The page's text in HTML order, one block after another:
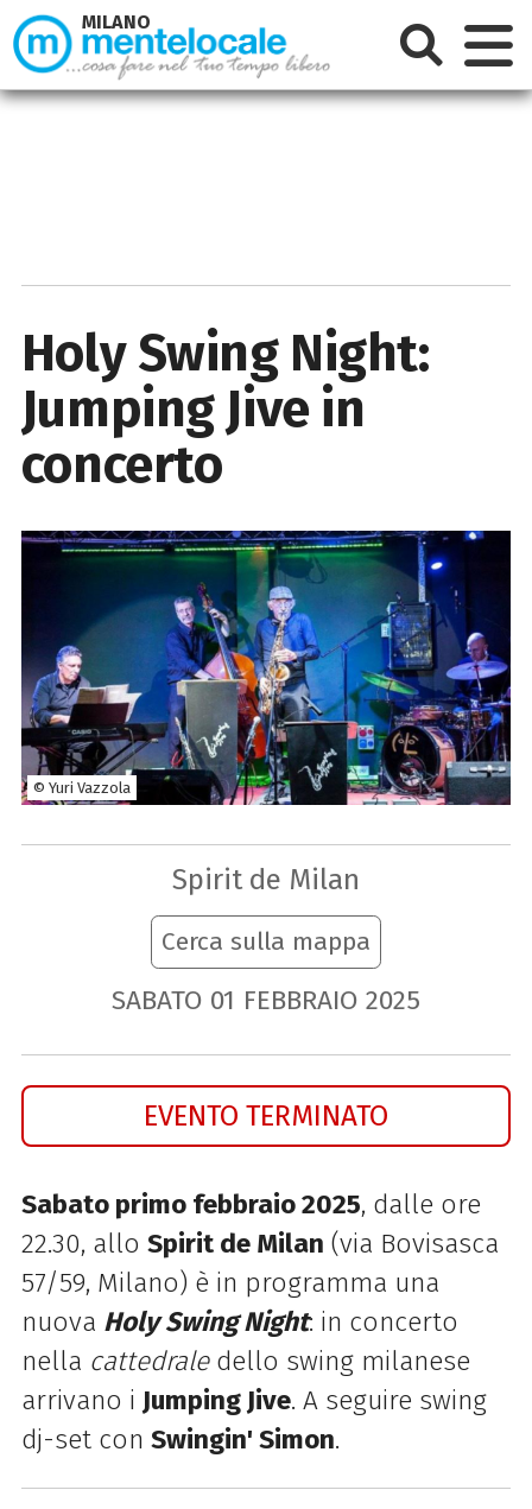
Holy Swing Night:
Jumping Jive in
concerto
© Yuri Vazzola
Spirit de Milan
Cerca sulla mappa
SABATO 01 FEBBRAIO 2025
EVENTO TERMINATO
Sabato primo febbraio 2025, dalle ore
22.30, allo Spirit de Milan (via Bovisasca
57/59, Milano) è in programma una
nuova Holy Swing Night: in concerto
nella cattedraledello swing milanese
arrivano i Jumping Jive. A seguire swing
dj-set con Swingin' Simon.
MILANO